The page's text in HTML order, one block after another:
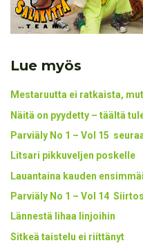
Lue myös
Mestaruutta ei ratkaista,
Näitä on pyydetty – täältä
Parviäly No 1 – Vol 15
Litsari pikkuveljen poskelle
Lauantaina kauden
Parviäly No 1 – Vol 14
Lännestä lihaa linjoihin
Sitkeä taistelu ei riittänyt